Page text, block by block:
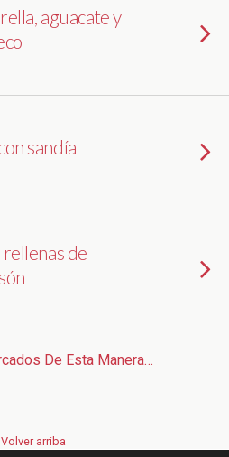
aguacate y
sandía
de
De Esta Manera…
Volver arriba